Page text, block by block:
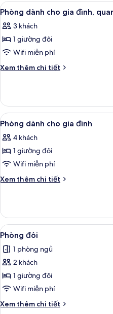
Xem
tất
cả
ảnh
Phòng
dành
đình,
quang
cảnh
biển
5
Phòng dành cho gia đình,
3 khách
1 giường đôi
Wifi miễn phí
Xem thêm chi tiết
Chi
Phòng
dành
cho
đình,
quang
biển
Xem
tất
cả
ảnh
Phòng
dành
đình
3
Phòng dành cho gia đình
4 khách
1 giường đôi
Wifi miễn phí
Xem thêm chi tiết
Chi
Phòng
dành
cho
đình
Xem
tất
cả
ảnh
Phòng
đôi
3
Phòng đôi
1 phòng ngủ
2 khách
1 giường đôi
Wifi miễn phí
Xem thêm chi tiết
Chi